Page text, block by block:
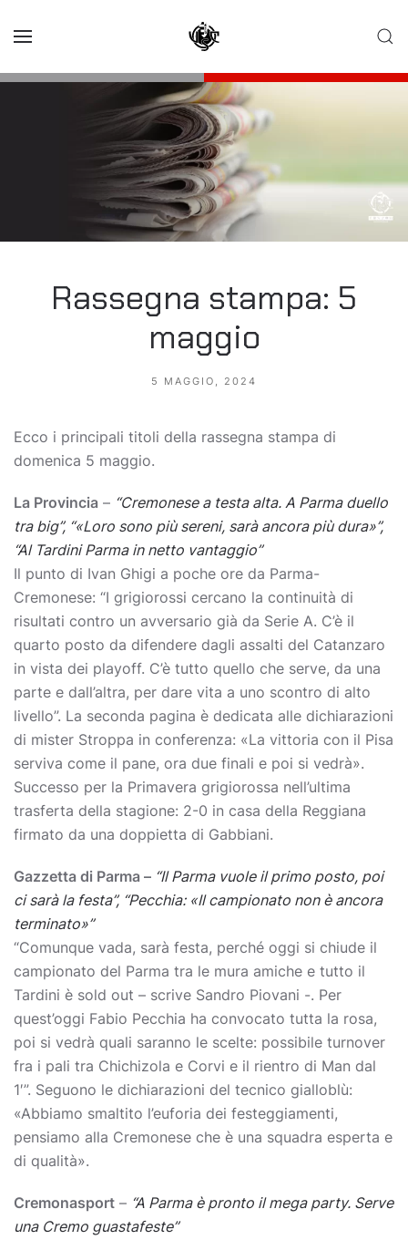
Rassegna stampa: 5
maggio
5 MAGGIO, 2024
Ecco i principali titoli della rassegna stampa di
domenica 5 maggio.
La Provincia – “Cremonese a testa alta. A Parma duello
tra big”, “«Loro sono più sereni, sarà ancora più dura»”,
“Al Tardini Parma in netto vantaggio”
Il punto di Ivan Ghigi a poche ore da Parma-
Cremonese: “I grigiorossi cercano la continuità di
risultati contro un avversario già da Serie A. C’è il
quarto posto da difendere dagli assalti del Catanzaro
in vista dei playoff. C’è tutto quello che serve, da una
parte e dall’altra, per dare vita a uno scontro di alto
livello”. La seconda pagina è dedicata alle dichiarazioni
di mister Stroppa in conferenza: «La vittoria con il Pisa
serviva come il pane, ora due finali e poi si vedrà».
Successo per la Primavera grigiorossa nell’ultima
trasferta della stagione: 2-0 in casa della Reggiana
firmato da una doppietta di Gabbiani.
Gazzetta di Parma – “Il Parma vuole il primo posto, poi
ci sarà la festa”, “Pecchia: «Il campionato non è ancora
terminato»”
“Comunque vada, sarà festa, perché oggi si chiude il
campionato del Parma tra le mura amiche e tutto il
Tardini è sold out – scrive Sandro Piovani -. Per
quest’oggi Fabio Pecchia ha convocato tutta la rosa,
poi si vedrà quali saranno le scelte: possibile turnover
fra i pali tra Chichizola e Corvi e il rientro di Man dal
1′”. Seguono le dichiarazioni del tecnico gialloblù:
«Abbiamo smaltito l’euforia dei festeggiamenti,
pensiamo alla Cremonese che è una squadra esperta e
di qualità».
Cremonasport – “A Parma è pronto il mega party. Serve
una Cremo guastafeste”